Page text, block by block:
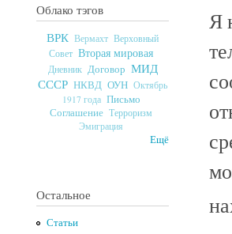
Облако тэгов
ВРК Вермахт Верховный
Совет Вторая мировая
Дневник Договор МИД
СССР НКВД ОУН Октябрь
1917 года Письмо
Соглашение Терроризм
Эмиграция
Ещё
Остальное
Статьи
Я